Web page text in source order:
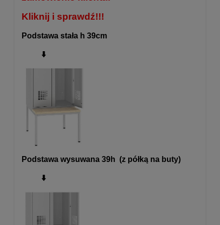
Kliknij i sprawdź!!!
Podstawa stała h 39cm
⬇️
Podstawa wysuwana 39h (z półką na buty)
⬇️